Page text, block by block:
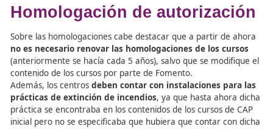
de los cursos
En cuanto a las comunicaciones de los centros de
más importante es que a partir de ahorase podrá
el listado de alumnos con sólo 24 horas de antelación
facilitará la gestión de los cursos.
Es importante destacar que a partir de ahora, los
formación deberán contar con control de acceso